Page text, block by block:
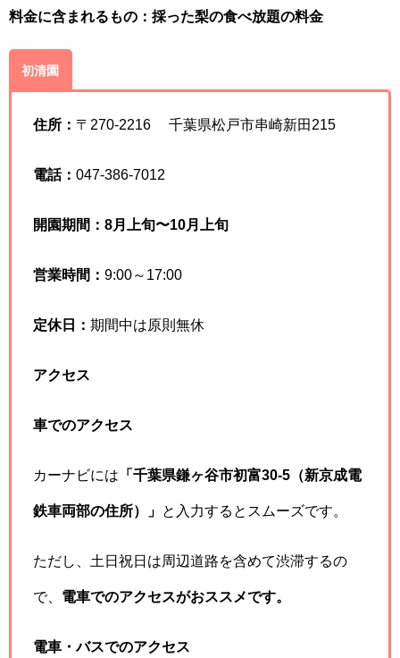
料金に含まれるもの：採った梨の食べ放題の料金
初清園
住所： 〒270-2216 千葉県松戸市串崎新田215
電話： 047-386-7012
開園期間：8月上旬〜10月上旬
営業時間： 9:00～17:00
定休日： 期間中は原則無休
アクセス
車でのアクセス
カーナビには 「千葉県鎌ヶ谷市初富30-5（新京成電
鉄車両部の住所）」 と入力するとスムーズです。
ただし、土日祝日は周辺道路を含めて渋滞するの
で、 電車でのアクセスがおススメです。
電車・バスでのアクセス